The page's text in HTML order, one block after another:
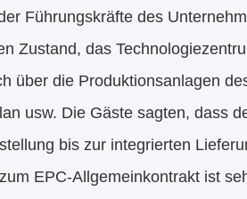
Führungskräfte des
Zustand, das
über die Produktionsanlagen
usw. Die Gäste sagten, dass
bis zur integrierten
EPC-Allgemeinkontrakt ist